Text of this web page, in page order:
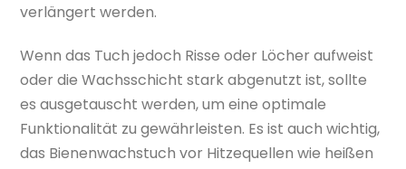
verlängert werden.
Wenn das Tuch jedoch Risse oder Löcher aufweist
oder die Wachsschicht stark abgenutzt ist, sollte
es ausgetauscht werden, um eine optimale
Funktionalität zu gewährleisten. Es ist auch wichtig,
das Bienenwachstuch vor Hitzequellen wie heißen